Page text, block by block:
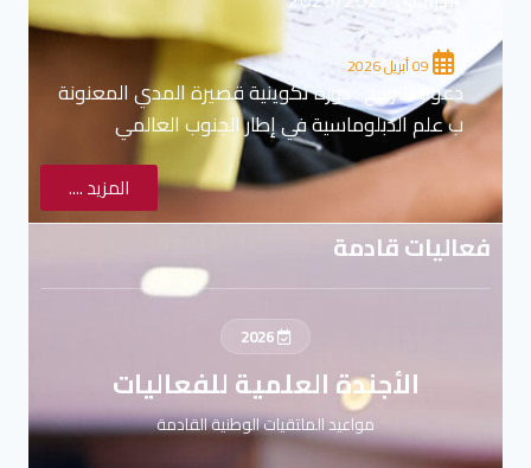
09 أبريل 2026
دعوة للترشح : دورة تكوينية قصيرة المدي المعنونة
ب علم الدبلوماسية في إطار الجنوب العالمي
المزيد ....
فعاليات قادمة
الأجندة العلمية للفعاليات
مواعيد الملتقيات الوطنية القادمة